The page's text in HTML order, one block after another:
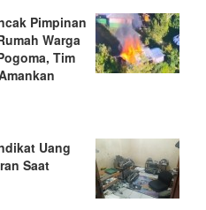
Pimpinan
Warga
Tim
Uang
Saat